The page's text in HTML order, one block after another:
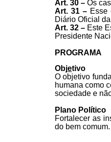
Art. 30 – Os
Art. 31 – Esse
Diário Oficial
Art. 32 – Este
Presidente
PROGRAMA
Objetivo
O objetivo
humana como
sociedade e
Plano Político
Fortalecer as
do bem comum.